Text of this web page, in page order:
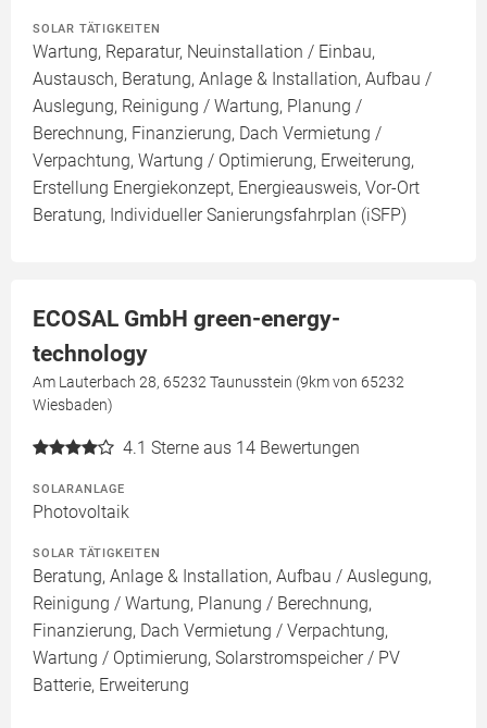
SOLAR TÄTIGKEITEN
Wartung, Reparatur, Neuinstallation / Einbau,
Austausch, Beratung, Anlage & Installation, Aufbau /
Auslegung, Reinigung / Wartung, Planung /
Berechnung, Finanzierung, Dach Vermietung /
Verpachtung, Wartung / Optimierung, Erweiterung,
Erstellung Energiekonzept, Energieausweis, Vor-Ort
Beratung, Individueller Sanierungsfahrplan (iSFP)
ECOSAL GmbH green-energy-
technology
Am Lauterbach 28, 65232 Taunusstein (9km von 65232
Wiesbaden)
4.1 Sterne aus 14 Bewertungen
SOLARANLAGE
Photovoltaik
SOLAR TÄTIGKEITEN
Beratung, Anlage & Installation, Aufbau / Auslegung,
Reinigung / Wartung, Planung / Berechnung,
Finanzierung, Dach Vermietung / Verpachtung,
Wartung / Optimierung, Solarstromspeicher / PV
Batterie, Erweiterung